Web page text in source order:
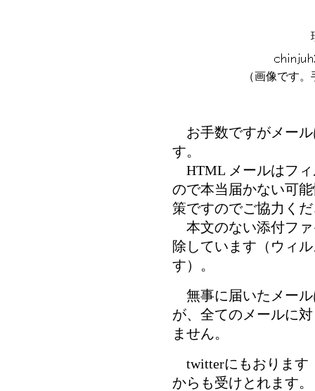
（画像です
お手数ですがメール
す。
HTML メールはフィ
ので本当届かない可
策ですのでご協力く
本文のない添付ファ
除しています（ウィ
す）。
無事に届いたメール
が、全てのメールに
ません。
twitterにもおります
からも受けとれます。